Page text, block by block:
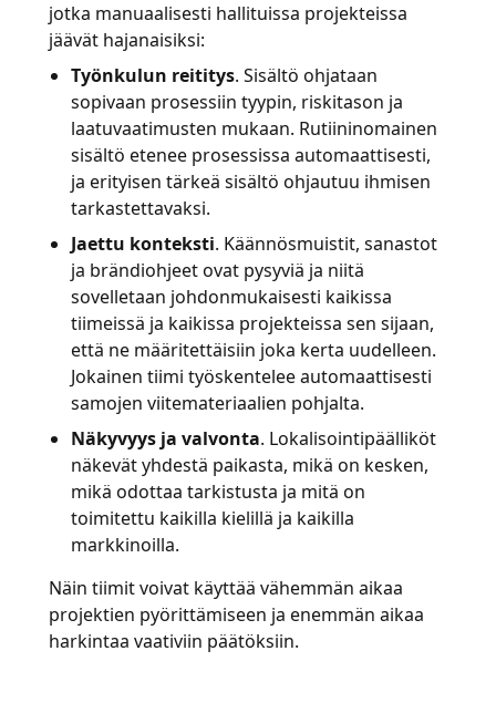
Puolustus ja Turvallisuus
Kaikki toimialat
jotka manuaalisesti hallituissa projekteissa
jäävät hajanaisiksi:
Työnkulun reititys. Sisältö ohjataan
sopivaan prosessiin tyypin, riskitason ja
laatuvaatimusten mukaan. Rutiininomainen
sisältö etenee prosessissa automaattisesti,
ja erityisen tärkeä sisältö ohjautuu ihmisen
tarkastettavaksi.
Jaettu konteksti. Käännösmuistit, sanastot
ja brändiohjeet ovat pysyviä ja niitä
sovelletaan johdonmukaisesti kaikissa
tiimeissä ja kaikissa projekteissa sen sijaan,
että ne määritettäisiin joka kerta uudelleen.
Jokainen tiimi työskentelee automaattisesti
samojen viitemateriaalien pohjalta.
Näkyvyys ja valvonta. Lokalisointipäälliköt
näkevät yhdestä paikasta, mikä on kesken,
mikä odottaa tarkistusta ja mitä on
toimitettu kaikilla kielillä ja kaikilla
markkinoilla.
Näin tiimit voivat käyttää vähemmän aikaa
projektien pyörittämiseen ja enemmän aikaa
harkintaa vaativiin päätöksiin.